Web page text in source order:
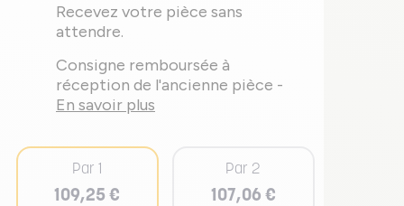
Recevez votre pièce sans
attendre.
Consigne remboursée à
réception de l'ancienne pièce -
En savoir plus
Par 1
109,25 €
Par 2
107,06 €